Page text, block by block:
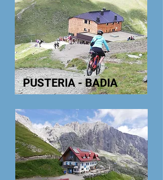
PUSTERIA - BADIA